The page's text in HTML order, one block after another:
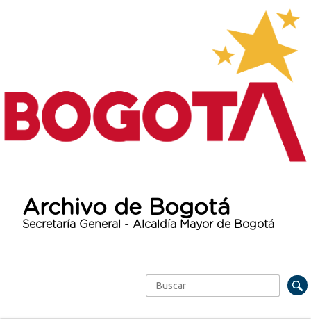
Archivo de Bogotá
Secretaría General - Alcaldía Mayor de Bogotá
Formulario de búsqueda
Buscar